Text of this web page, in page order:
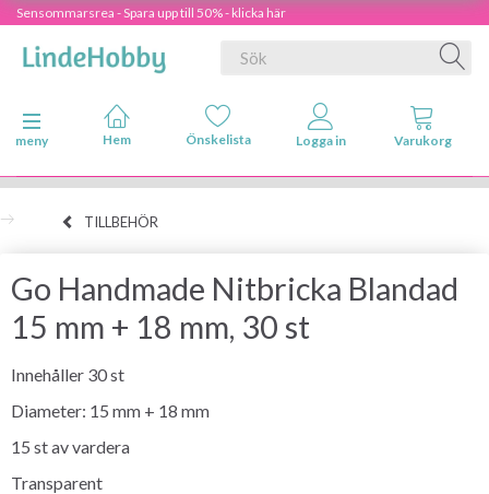
Sensommarsrea - Spara upp till 50% - klicka här
Ändra navigering
meny
TILLBEHÖR
Go Handmade Nitbricka Blandad
15 mm + 18 mm, 30 st
Innehåller 30 st
Diameter: 15 mm + 18 mm
15 st av vardera
Transparent